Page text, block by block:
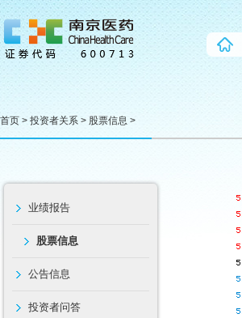
首页 > 投资者关系 > 股票信息 >
业绩报告
股票信息
公告信息
投资者问答